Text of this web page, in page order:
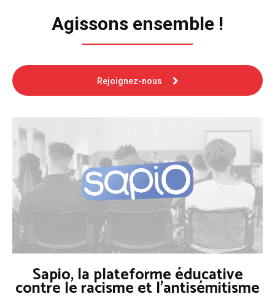
Agissons ensemble !
Rejoignez-nous
Sapio, la plateforme éducative
contre le racisme et l'antisémitisme